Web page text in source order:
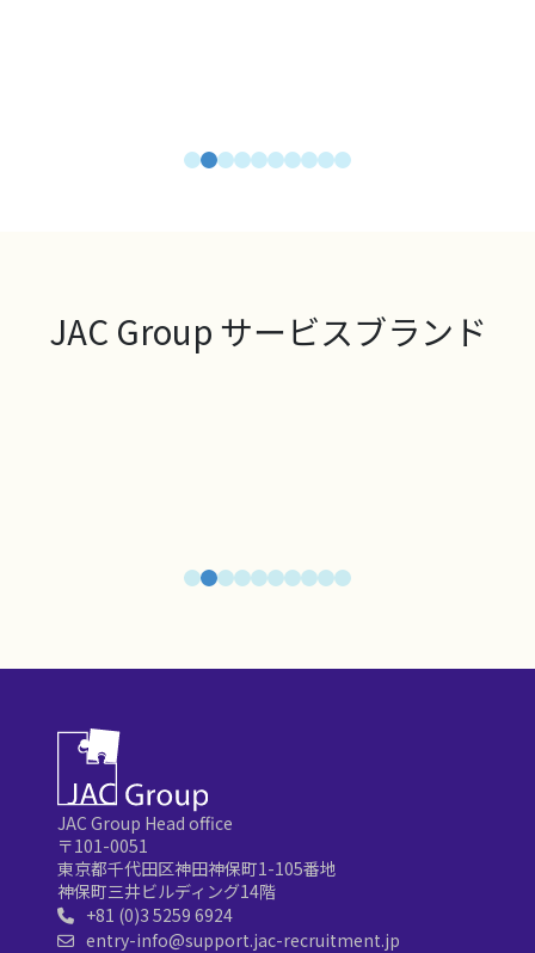
JAC Group サービスブランド
JAC Group Head office
〒101-0051
東京都千代田区神田神保町1-105番地
神保町三井ビルディング14階
+81 (0)3 5259 6924
entry-info@support.jac-recruitment.jp